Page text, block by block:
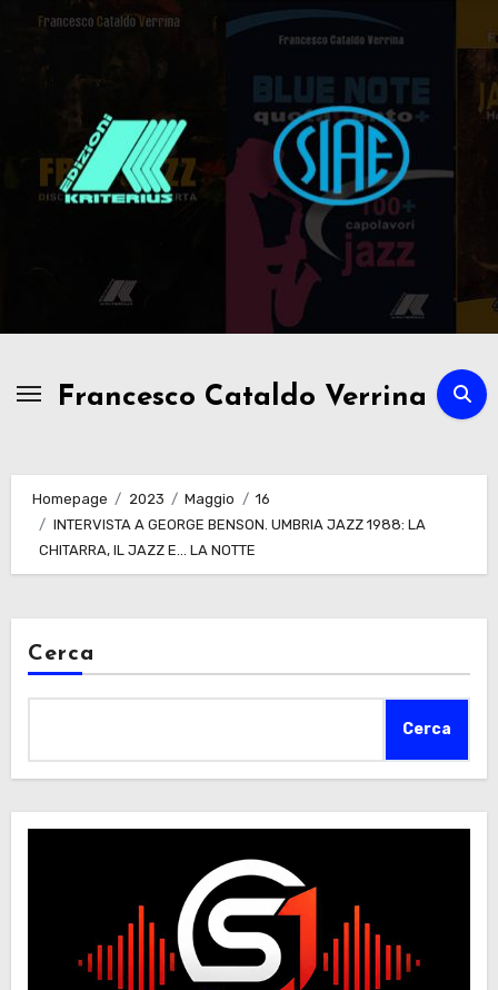
Passa
Francesco Cataldo Verrina
Homepage 2023 Maggio
16
INTERVISTA A GEORGE BENSON. UMBRIA JAZZ 1988: LA
CHITARRA, IL JAZZ E… LA NOTTE
Cerca
Cerca